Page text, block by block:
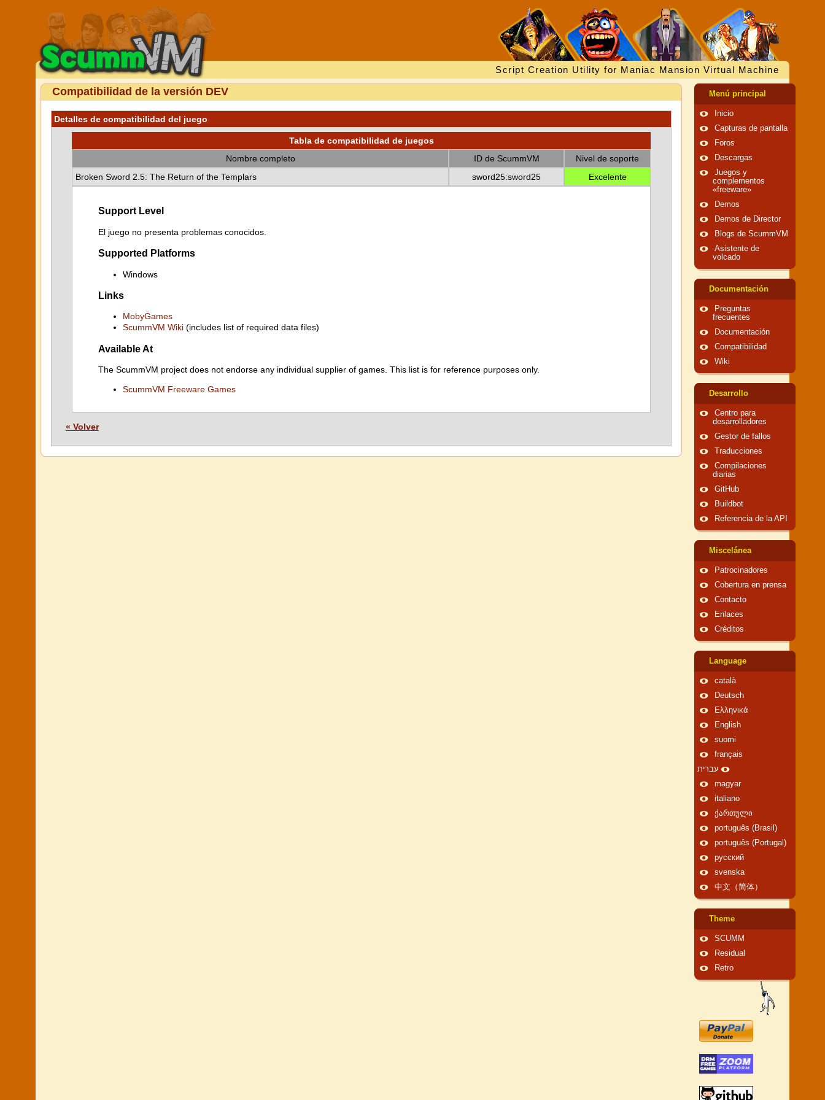
Script Creation Utility for Maniac Mansion Virtual Machine
Compatibilidad de la versión DEV
Detalles de compatibilidad del juego
Tabla de compatibilidad de juegos
Nombre completo
ID de ScummVM
Nivel de soporte
Broken Sword 2.5: The Return of the Templars
sword25:sword25 Excelente
Support Level
El juego no presenta problemas conocidos.
Supported Platforms
Windows
Links
MobyGames
ScummVM Wiki (includes list of required data files)
Available At
The ScummVM project does not endorse any individual supplier of games. This list is for reference purposes only.
ScummVM Freeware Games
« Volver
Menú principal
Inicio
Capturas de pantalla
Foros
Descargas
Juegos y
complementos
«freeware»
Demos
Demos de Director
Blogs de ScummVM
Asistente de
volcado
Documentación
Preguntas
frecuentes
Documentación
Compatibilidad
Wiki
Desarrollo
Centro para
desarrolladores
Gestor de fallos
Traducciones
Compilaciones
diarias
GitHub
Buildbot
Referencia de la API
Miscelánea
Patrocinadores
Cobertura en prensa
Contacto
Enlaces
Créditos
Language
català
Deutsch
Ελληνικά
English
suomi
français
עברית
magyar
italiano
ქართული
português (Brasil)
português (Portugal)
русский
svenska
中文（简体）
Theme
SCUMM
Residual
Retro